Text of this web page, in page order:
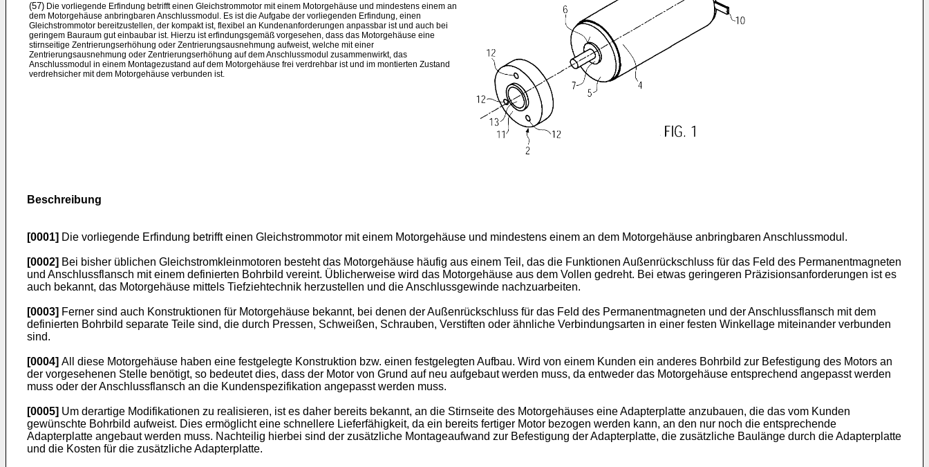
(57) Die vorliegende Erfindung betrifft einen Gleichstrommotor mit einem Motorgehäuse und mindestens einem an
dem Motorgehäuse anbringbaren Anschlussmodul. Es ist die Aufgabe der vorliegenden Erfindung, einen
Gleichstrommotor bereitzustellen, der kompakt ist, flexibel an Kundenanforderungen anpassbar ist und auch bei
geringem Bauraum gut einbaubar ist. Hierzu ist erfindungsgemäß vorgesehen, dass das Motorgehäuse eine
stirnseitige Zentrierungserhöhung oder Zentrierungsausnehmung aufweist, welche mit einer
Zentrierungsausnehmung oder Zentrierungserhöhung auf dem Anschlussmodul zusammenwirkt, das
Anschlussmodul in einem Montagezustand auf dem Motorgehäuse frei verdrehbar ist und im montierten Zustand
verdrehsicher mit dem Motorgehäuse verbunden ist.
Beschreibung
[0001] Die vorliegende Erfindung betrifft einen Gleichstrommotor mit einem Motorgehäuse und mindestens einem an dem Motorgehäuse anbringbaren Anschlussmodul.
[0002] Bei bisher üblichen Gleichstromkleinmotoren besteht das Motorgehäuse häufig aus einem Teil, das die Funktionen Außenrückschluss für das Feld des Permanentmagneten
und Anschlussflansch mit einem definierten Bohrbild vereint. Üblicherweise wird das Motorgehäuse aus dem Vollen gedreht. Bei etwas geringeren Präzisionsanforderungen ist es
auch bekannt, das Motorgehäuse mittels Tiefziehtechnik herzustellen und die Anschlussgewinde nachzuarbeiten.
[0003] Ferner sind auch Konstruktionen für Motorgehäuse bekannt, bei denen der Außenrückschluss für das Feld des Permanentmagneten und der Anschlussflansch mit dem
definierten Bohrbild separate Teile sind, die durch Pressen, Schweißen, Schrauben, Verstiften oder ähnliche Verbindungsarten in einer festen Winkellage miteinander verbunden
sind.
[0004] All diese Motorgehäuse haben eine festgelegte Konstruktion bzw. einen festgelegten Aufbau. Wird von einem Kunden ein anderes Bohrbild zur Befestigung des Motors an
der vorgesehenen Stelle benötigt, so bedeutet dies, dass der Motor von Grund auf neu aufgebaut werden muss, da entweder das Motorgehäuse entsprechend angepasst werden
muss oder der Anschlussflansch an die Kundenspezifikation angepasst werden muss.
[0005] Um derartige Modifikationen zu realisieren, ist es daher bereits bekannt, an die Stirnseite des Motorgehäuses eine Adapterplatte anzubauen, die das vom Kunden
gewünschte Bohrbild aufweist. Dies ermöglicht eine schnellere Lieferfähigkeit, da ein bereits fertiger Motor bezogen werden kann, an den nur noch die entsprechende
Adapterplatte angebaut werden muss. Nachteilig hierbei sind der zusätzliche Montageaufwand zur Befestigung der Adapterplatte, die zusätzliche Baulänge durch die Adapterplatte
und die Kosten für die zusätzliche Adapterplatte.